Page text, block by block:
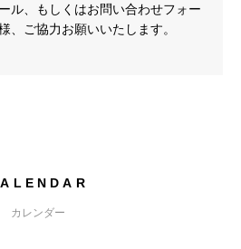
ル、もしくはお問い合わせフォー
、ご協力お願いいたします。
カレンダー